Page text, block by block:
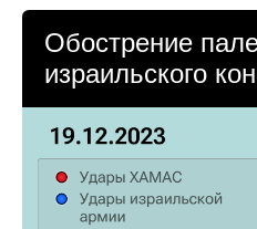
Обострение
израильского